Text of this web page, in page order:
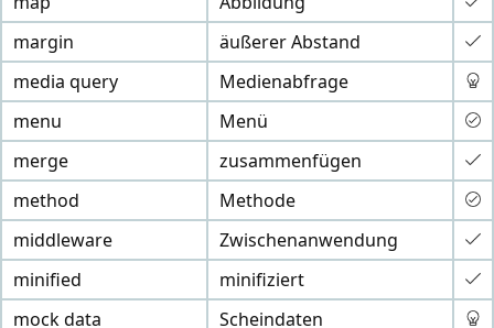
margin
äußerer Abstand
media query
Medienabfrage
menu
Menü
merge
zusammenfügen
method
Methode
middleware
Zwischenanwendung
minified
minifiziert
mock data
Scheindaten